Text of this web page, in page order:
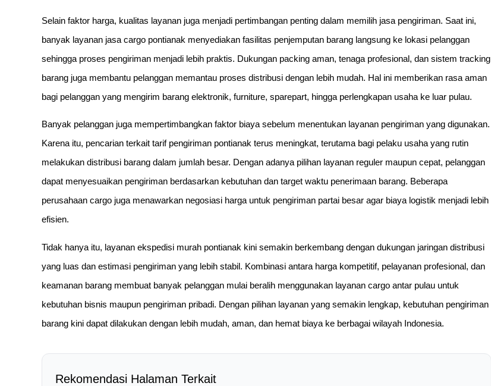
Selain faktor harga, kualitas layanan juga menjadi pertimbangan penting dalam memilih jasa pengiriman. Saat ini,
banyak layanan jasa cargo pontianak menyediakan fasilitas penjemputan barang langsung ke lokasi pelanggan
sehingga proses pengiriman menjadi lebih praktis. Dukungan packing aman, tenaga profesional, dan sistem tracking
barang juga membantu pelanggan memantau proses distribusi dengan lebih mudah. Hal ini memberikan rasa aman
bagi pelanggan yang mengirim barang elektronik, furniture, sparepart, hingga perlengkapan usaha ke luar pulau.
Banyak pelanggan juga mempertimbangkan faktor biaya sebelum menentukan layanan pengiriman yang digunakan.
Karena itu, pencarian terkait tarif pengiriman pontianak terus meningkat, terutama bagi pelaku usaha yang rutin
melakukan distribusi barang dalam jumlah besar. Dengan adanya pilihan layanan reguler maupun cepat, pelanggan
dapat menyesuaikan pengiriman berdasarkan kebutuhan dan target waktu penerimaan barang. Beberapa
perusahaan cargo juga menawarkan negosiasi harga untuk pengiriman partai besar agar biaya logistik menjadi lebih
efisien.
Tidak hanya itu, layanan ekspedisi murah pontianak kini semakin berkembang dengan dukungan jaringan distribusi
yang luas dan estimasi pengiriman yang lebih stabil. Kombinasi antara harga kompetitif, pelayanan profesional, dan
keamanan barang membuat banyak pelanggan mulai beralih menggunakan layanan cargo antar pulau untuk
kebutuhan bisnis maupun pengiriman pribadi. Dengan pilihan layanan yang semakin lengkap, kebutuhan pengiriman
barang kini dapat dilakukan dengan lebih mudah, aman, dan hemat biaya ke berbagai wilayah Indonesia.
Rekomendasi Halaman Terkait